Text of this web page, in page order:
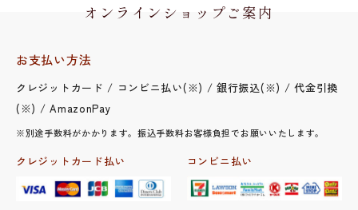
オンラインショップご案内
お支払い方法
クレジットカード / コンビニ払い(※) / 銀行振込(※) / 代金引換
(※) / AmazonPay
※別途手数料がかかります。振込手数料お客様負担でお願いいたします。
クレジットカード払い コンビニ払い